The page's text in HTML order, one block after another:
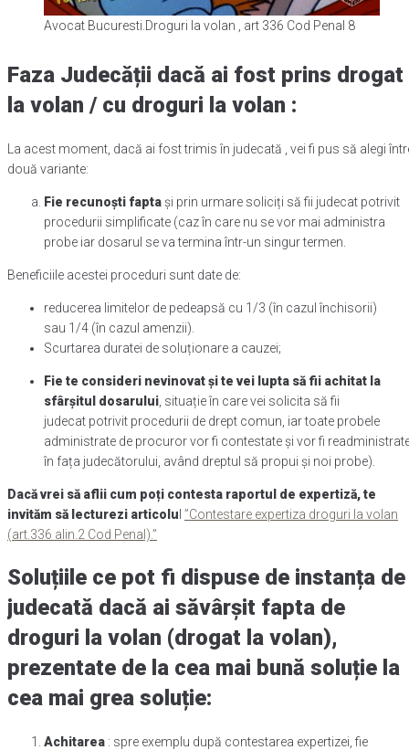
Avocat Bucuresti.Droguri la volan , art 336 Cod Penal 8
Faza Judecății dacă ai fost prins drogat
la volan / cu droguri la volan :
La acest moment, dacă ai fost trimis în judecată , vei fi pus să alegi
două variante:
Fie recunoști faptași prin urmare soliciți să fii judecat potrivit
procedurii simplificate (caz în care nu se vor mai administra
probe iar dosarul se va termina într-un singur termen.
Beneficiile acestei proceduri sunt date de:
reducerea limitelor de pedeapsă cu 1/3 (în cazul închisorii)
sau 1/4 (în cazul amenzii).
Scurtarea duratei de soluționare a cauzei;
Fie te consideri nevinovat și te vei lupta să fii achitat la
sfârșitul dosarului , situație în care vei solicita să fii
judecat potrivit procedurii de drept comun, iar toate probele
administrate de procuror vor fi contestate și vor fi
în fața judecătorului, având dreptul să propui și noi probe).
Dacă vrei să aflii cum poți contesta raportul de expertiză, te
invităm să lecturezi articolu ”Contestare expertiza droguri la volan
(art.336 alin.2 Cod Penal).”
Soluțiile ce pot fi dispuse de instanța de
judecată dacă ai săvârșit fapta de
droguri la volan (drogat la volan),
prezentate de la cea mai bună soluție la
cea mai grea soluție:
Achitarea : spre exemplu după contestarea expertizei, fie